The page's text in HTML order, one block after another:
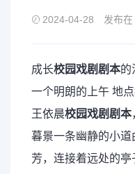
2024-04-28 发布在
成长校园戏剧剧本的
一个明朗的上午 地
王依晨校园戏剧剧本
暮景一条幽静的小
芳，连接着远处的